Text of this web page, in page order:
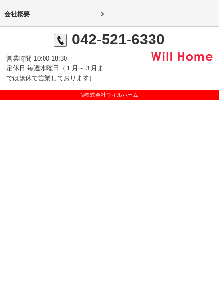
会社概要
042-521-6330
営業時間 10:00-18:30
定休日 毎週水曜日（１月～３月ま
では無休で営業しております）
©株式会社ウィルホーム